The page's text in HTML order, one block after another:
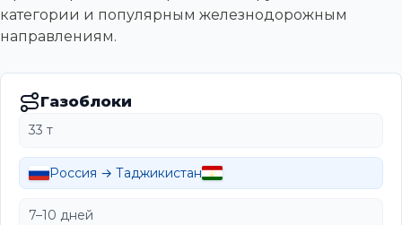
категории и популярным железнодорожным
направлениям.
Газоблоки
33 т
Россия → Таджикистан
7–10 дней